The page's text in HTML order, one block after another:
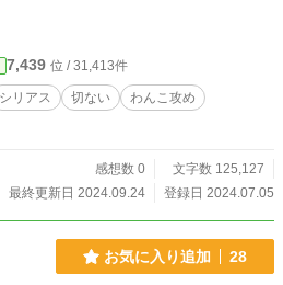
)マネージャー 執着強めイケメン×担当モデ
7,439 位 / 31,413件
シリアス 切ない
わんこ攻め
感想数 0
文字数 125,127
最終更新日 2024.09.24
登録日 2024.07.05
お気に入り追加 28